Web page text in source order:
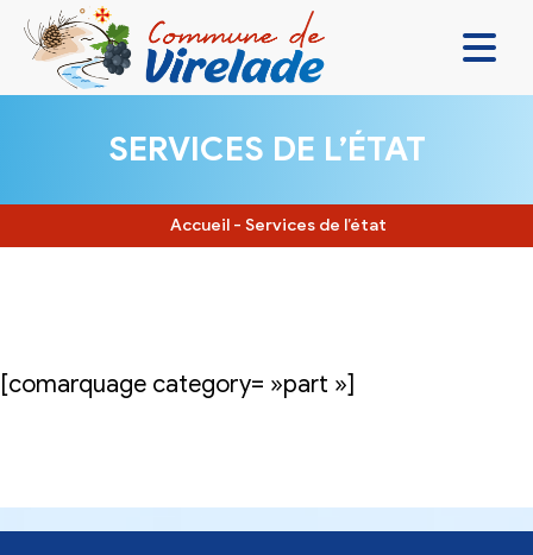
VIVRE ENSEMBLE
SE DIVERTIR
SERVICES DE L’ÉTAT
Accueil - Services de l’état
[comarquage category= »part »]